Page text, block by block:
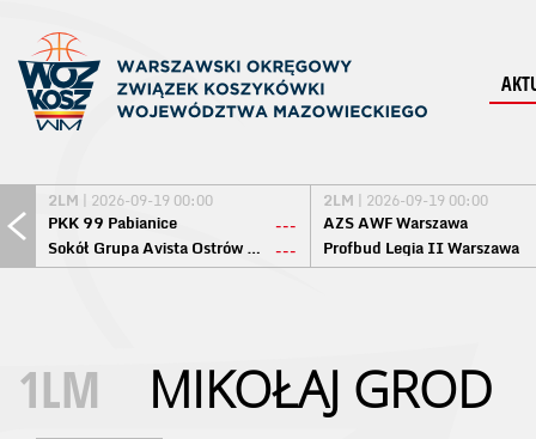
2LM | 2026-09-19 00:00
PKK 99 Pabianice
---
Sokół Grupa Avista Ostrów Maz. ---
2LM | 2026-09-19 00:00
AZS AWF Warszawa
Profbud Legia II Warszawa
1LM MIKOŁAJ GROD